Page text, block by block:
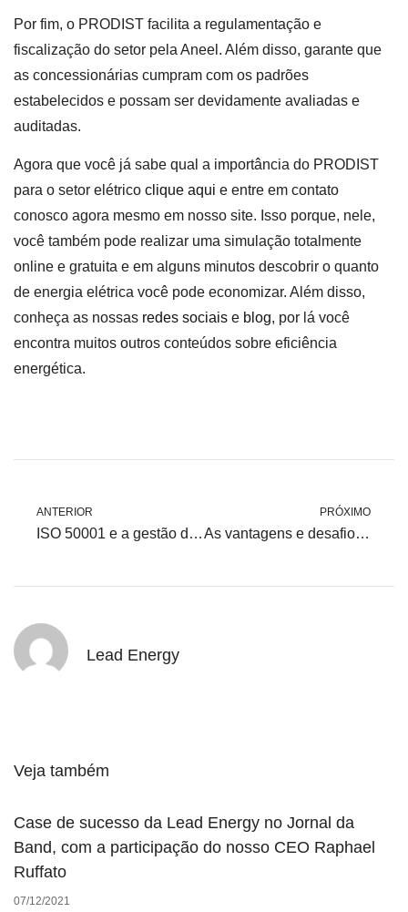
Por fim, o PRODIST facilita a regulamentação e
fiscalização do setor pela Aneel. Além disso, garante que
as concessionárias cumpram com os padrões
estabelecidos e possam ser devidamente avaliadas e
auditadas.
Agora que você já sabe qual a importância do PRODIST
para o setor elétrico clique aqui e entre em contato
conosco agora mesmo em nosso site. Isso porque, nele,
você também pode realizar uma simulação totalmente
online e gratuita e em alguns minutos descobrir o quanto
de energia elétrica você pode economizar. Além disso,
conheça as nossas redes sociais e blog, por lá você
encontra muitos outros conteúdos sobre eficiência
energética.
ANTERIOR
ISO 50001 e a gestão de energia
PRÓXIMO
As vantagens e desafios dos medidores de energia inteligentes
Lead Energy
Veja também
Case de sucesso da Lead Energy no Jornal da
Band, com a participação do nosso CEO Raphael
Ruffato
07/12/2021